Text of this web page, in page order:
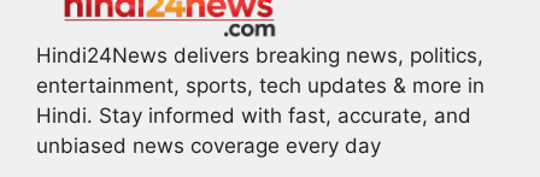
Hindi24News delivers breaking news, politics,
entertainment, sports, tech updates & more in
Hindi. Stay informed with fast, accurate, and
unbiased news coverage every day